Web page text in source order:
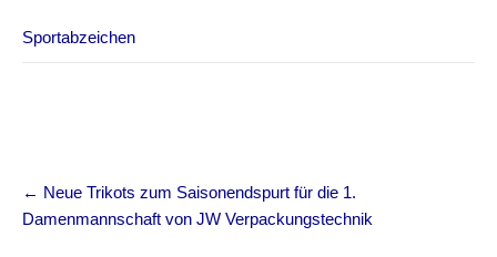
Sportabzeichen
Post
navigation
← Neue Trikots zum Saisonendspurt für die 1.
Damenmannschaft von JW Verpackungstechnik